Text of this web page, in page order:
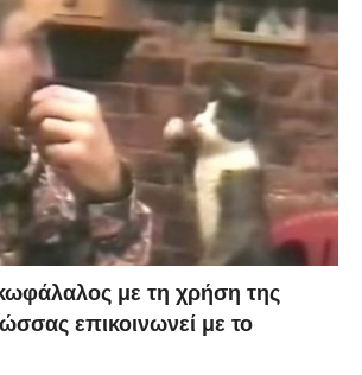
με τη χρήση της
επικοινωνεί με το